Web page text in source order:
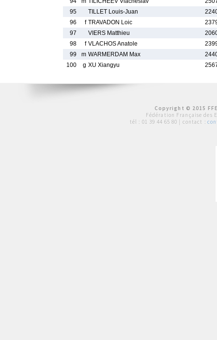
95
TILLET Louis-Juan
96
f TRAVADON Loic
97
VIERS Matthieu
98
f VLACHOS Anatole
99
m WARMERDAM Max
100
g XU Xiangyu
Copyright © 2015
Fédération Française des
tél : 01 39 44 65 80 | contact :